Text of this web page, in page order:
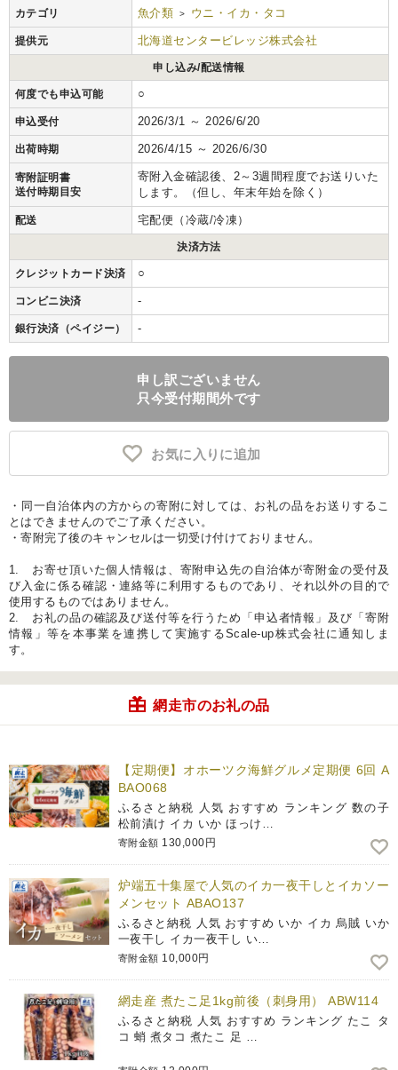
カテゴリ 魚介類 > ウニ・イカ・タコ
提供元 北海道センタービレッジ株式会社
申し込み/配送情報
何度でも申込可能 ○
申込受付 2026/3/1 ～ 2026/6/20
出荷時期 2026/4/15 ～ 2026/6/30
寄附証明書
送付時期目安
寄附入金確認後、2～3週間程度でお送りいた
します。（但し、年末年始を除く）
配送 宅配便（冷蔵/冷凍）
決済方法
クレジットカード決済 ○
コンビニ決済 -
銀行決済（ペイジー） -
申し訳ございません
只今受付期間外です
お気に入りに追加
・同一自治体内の方からの寄附に対しては、お礼の品をお送りするこ
とはできませんのでご了承ください。
・寄附完了後のキャンセルは一切受け付けておりません。
1. お寄せ頂いた個人情報は、寄附申込先の自治体が寄附金の受付及
び入金に係る確認・連絡等に利用するものであり、それ以外の目的で
使用するものではありません。
2. お礼の品の確認及び送付等を行うため「申込者情報」及び「寄附
情報」等を本事業を連携して実施するScale-up株式会社に通知しま
す。
網走市のお礼の品
【定期便】オホーツク海鮮グルメ定期便 6回 A
BAO068
ふるさと納税 人気 おすすめ ランキング 数の子
松前漬け イカ いか ほっけ…
寄附金額 130,000円
炉端五十集屋で人気のイカ一夜干しとイカソー
メンセット ABAO137
ふるさと納税 人気 おすすめ いか イカ 烏賊 いか
一夜干し イカ一夜干し い…
寄附金額 10,000円
網走産 煮たこ足1kg前後（刺身用） ABW114
ふるさと納税 人気 おすすめ ランキング たこ タ
コ 蛸 煮タコ 煮たこ 足 …